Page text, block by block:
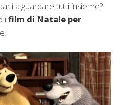
a guardare tutti insieme?
ifilm di Natale per